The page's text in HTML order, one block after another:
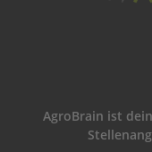
AgroBrain ist